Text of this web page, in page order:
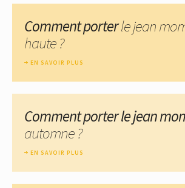
Comment porterle jean
haute ?
EN SAVOIR PLUS
Comment porter le jean
automne ?
EN SAVOIR PLUS